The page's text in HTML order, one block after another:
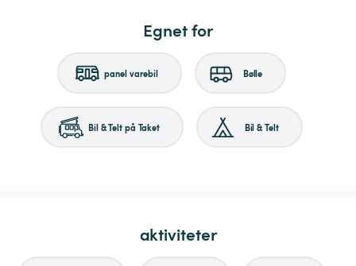
Egnet for
panel varebil Bølle
Bil & Telt på Taket Bil & Telt
aktiviteter